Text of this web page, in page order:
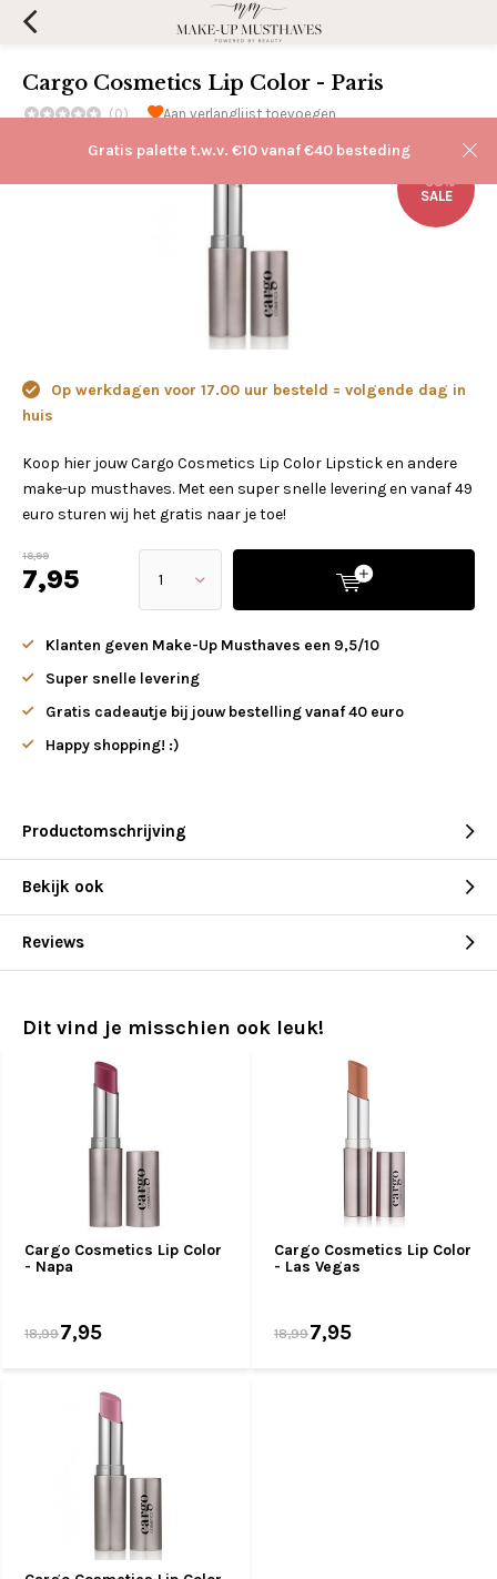
Gratis palette t.w.v. €10 vanaf €40 besteding
Cargo Cosmetics Lip Color - Paris
(0) Aan verlanglijst toevoegen
-58%
SALE
Op werkdagen voor 17.00 uur besteld = volgende dag in
huis
Koop hier jouw Cargo Cosmetics Lip Color Lipstick en andere
make-up musthaves. Met een super snelle levering en vanaf 49
euro sturen wij het gratis naar je toe!
18,99
7,95
Klanten geven Make-Up Musthaves een 9,5/10
Super snelle levering
Gratis cadeautje bij jouw bestelling vanaf 40 euro
Happy shopping! :)
Productomschrijving
Bekijk ook
Reviews
Dit vind je misschien ook leuk!
Cargo Cosmetics Lip Color
- Napa
18,997,95
Cargo Cosmetics Lip Color
- Las Vegas
18,997,95